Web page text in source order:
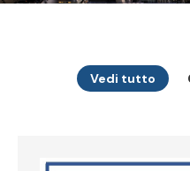
Vedi tutto